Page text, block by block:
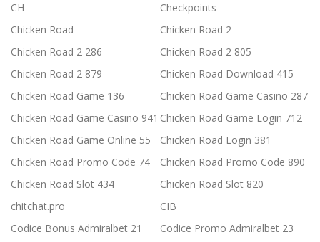
CH
Checkpoints
Chicken Road
Chicken Road 2
Chicken Road 2 286
Chicken Road 2 805
Chicken Road 2 879
Chicken Road Download 415
Chicken Road Game 136
Chicken Road Game Casino 287
Chicken Road Game Casino 941 Chicken Road Game Login 712
Chicken Road Game Online 55
Chicken Road Login 381
Chicken Road Promo Code 74
Chicken Road Promo Code 890
Chicken Road Slot 434
Chicken Road Slot 820
chitchat.pro
CIB
Codice Bonus Admiralbet 21
Codice Promo Admiralbet 23